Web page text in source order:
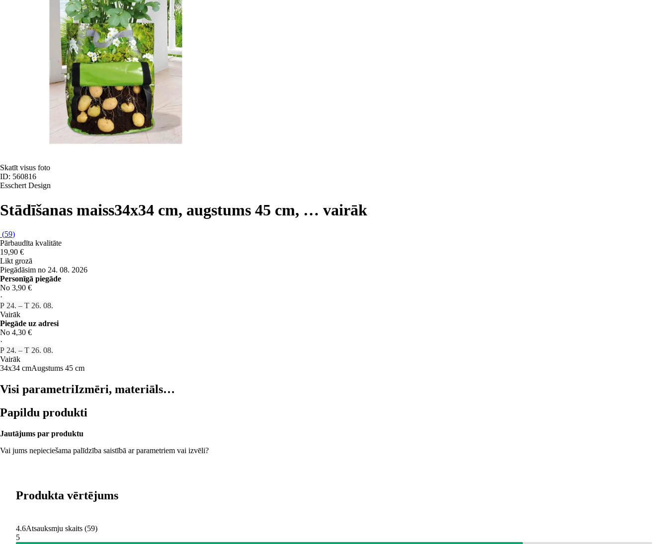
Skatīt visus foto
ID: 560816
Esschert Design
Stādīšanas maiss34x34 cm, augstums 45 cm, … vairāk
(59)
Pārbaudīta kvalitāte
19,90 €
Likt grozā
Piegādāsim no 24. 08. 2026
Personīgā piegāde
No 3,90 €
·
P 24. – T 26. 08.
Vairāk
Piegāde uz adresi
No 4,30 €
·
P 24. – T 26. 08.
Vairāk
34x34 cmAugstums 45 cm
Visi parametriIzmēri, materiāls…
Papildu produkti
Jautājums par produktu
Vai jums nepieciešama palīdzība saistībā ar parametriem vai izvēli?
Produkta vērtējums
4.6Atsauksmju skaits (59)
5